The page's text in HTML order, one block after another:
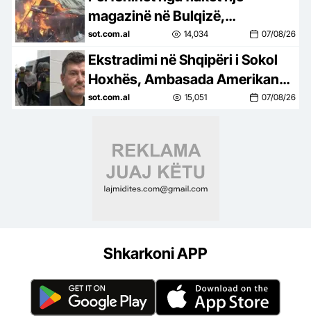
magazinë në Bulqizë,
rrezikohen edhe dy banesat
pranë saj
sot.com.al 14,034 07/08/26
Ekstradimi në Shqipëri i Sokol
Hoxhës, Ambasada Amerikane:
SHBA nuk është strehë për ata
sot.com.al 15,051 07/08/26
Shkarkoni APP